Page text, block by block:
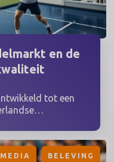
en de
tot een
banen
te vinden.
bestaande
MEDIA BELEVING